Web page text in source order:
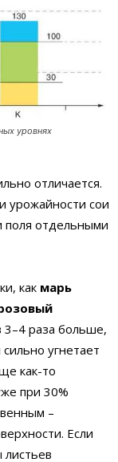
уровнях
отличается.
урожайности сои
поля отдельными
как марь
раза больше,
угнетает
как-то
при 30%
–
Если